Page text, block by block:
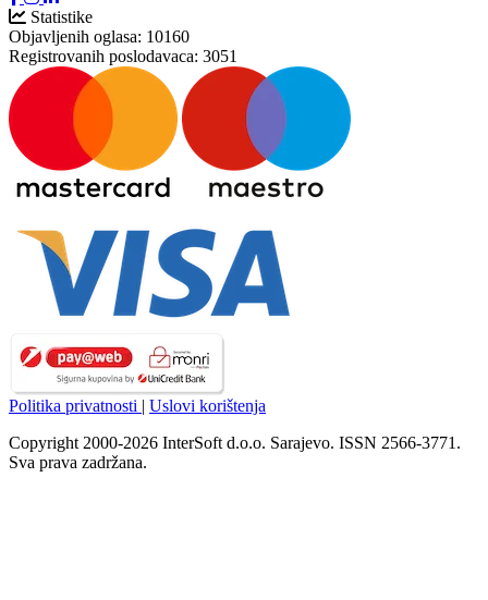
Statistike
Objavljenih oglasa: 10160
Registrovanih poslodavaca: 3051
Politika privatnosti | Uslovi korištenja
Copyright 2000-2026 InterSoft d.o.o. Sarajevo. ISSN 2566-3771.
Sva prava zadržana.